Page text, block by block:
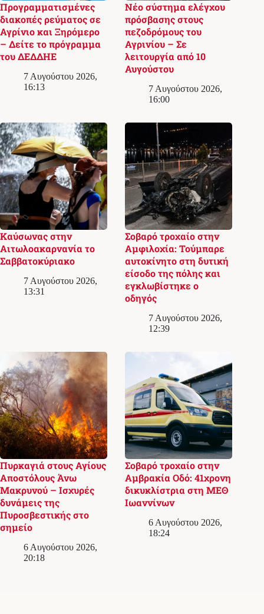
Προγραμματισμένες
διακοπές ρεύματος σε
Αγρίνιο και Ξηρόμερο
– Δείτε το πρόγραμμα
του ΔΕΔΔΗΕ
7 Αυγούστου 2026,
16:13
Νέο σύστημα ελέγχου
πρόσβασης στους
πεζοδρόμους του
Αγρινίου – Σε
λειτουργία από 10
Αυγούστου
7 Αυγούστου 2026,
16:00
Καύσωνας στην
Αιτωλοακαρνανία το
Σαββατοκύριακο
7 Αυγούστου 2026,
13:31
Σοβαρό τροχαίο στην
Αμφιλοχία: Τούμπαρε
αυτοκίνητο στη δυτική
είσοδο της πόλης και
εγκλωβίστηκε ο
οδηγός
7 Αυγούστου 2026,
12:39
Πυρκαγιά στους Αγίους
Αποστόλους Άνω
Μακρυνού – Ισχυρές
δυνάμεις της
Πυροσβεστικής στο
σημείο
6 Αυγούστου 2026,
20:18
Σοβαρό τροχαίο στην
Αμβρακία Οδό: 41χρονη
δικυκλίστρια στη ΜΕΘ
Ιωαννίνων
6 Αυγούστου 2026,
18:24